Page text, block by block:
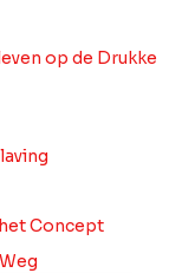
op de Drukke
Concept